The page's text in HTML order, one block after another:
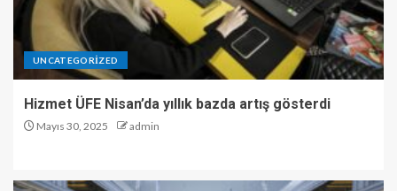
UNCATEGORIZED
Hizmet ÜFE Nisan’da yıllık bazda artış gösterdi
Mayıs 30, 2025 admin